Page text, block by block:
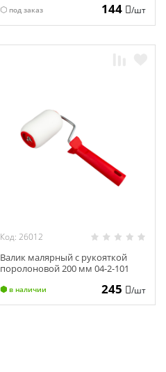
под заказ 144 /шт
Код: 26012
Валик малярный с рукояткой
поролоновой 200 мм 04-2-101
в наличии 245 /шт